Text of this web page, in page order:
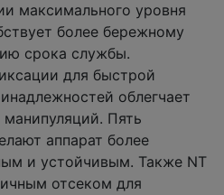
максимального уровня
более бережному
срока службы.
для быстрой
облегчает
Пять
аппарат более
и устойчивым. Также NT
отсеком для